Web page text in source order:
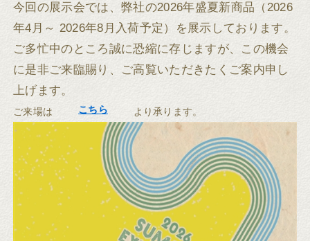
今回の展示会では、弊社の2026年盛夏新商品（2026
年4月～ 2026年8月入荷予定）を展示しております。
ご多忙中のところ誠に恐縮に存じますが、この機会
に是非ご来臨賜り、ご高覧いただきたくご案内申し
上げます。
ご来場は こちら より承ります。